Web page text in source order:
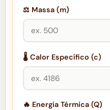
⚖️ Massa (m)
🌡️ Calor Específico (c)
🔥 Energia Térmica (Q)